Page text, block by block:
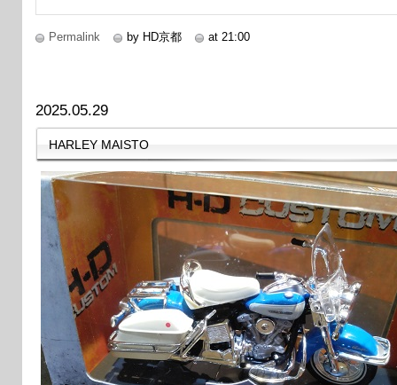
Permalink by HD京都 at 21:00
2025.05.29
HARLEY MAISTO